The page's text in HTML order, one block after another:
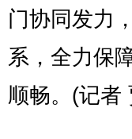
门协同发力
系，全力保
顺畅。(记者